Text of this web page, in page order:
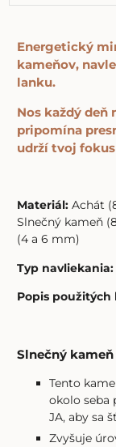
Energetický
kameňov,
lanku.
Nos každý deň
pripomína
udrží tvoj
Materiál: Achát
Slnečný kameň
(4 a 6 mm)
Typ navliekania:
Popis použitých
Slnečný kameň
Tento
okolo seba
JA, aby sa
Zvyšuje